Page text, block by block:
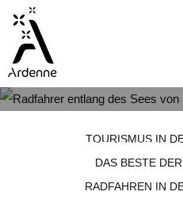
Direkt
zum
Inhalt
STRECKEN
TOURISMUS IN
DAS BESTE
RADFAHREN IN